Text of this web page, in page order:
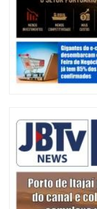
08/08/2026 | 07:00
Agosto Laranja
deficiências e inclusão
BALNEÁRIO